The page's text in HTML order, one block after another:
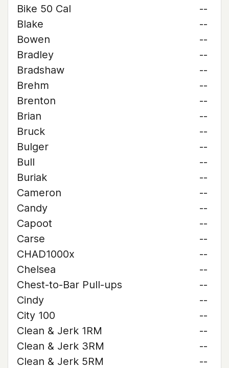
Bike 50 Cal
--
Blake
--
Bowen
--
Bradley
--
Bradshaw
--
Brehm
--
Brenton
--
Brian
--
Bruck
--
Bulger
--
Bull
--
Buriak
--
Cameron
--
Candy
--
Capoot
--
Carse
--
CHAD1000x
--
Chelsea
--
Chest-to-Bar Pull-ups
--
Cindy
--
City 100
--
Clean & Jerk 1RM
--
Clean & Jerk 3RM
--
Clean & Jerk 5RM
--